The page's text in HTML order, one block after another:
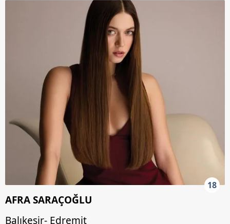
18
AFRA SARAÇOĞLU
Balıkesir- Edremit